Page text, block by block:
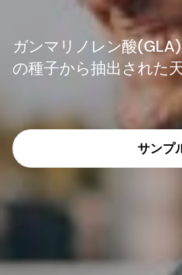
ガンマリノレン酸
の種子から抽出された
サンプ